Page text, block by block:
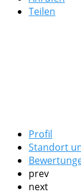
Teilen
Profil
Standort
prev
next